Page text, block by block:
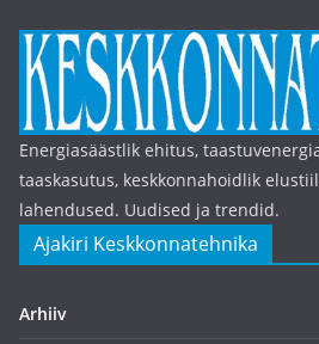
Energiasäästlik ehitus,
taaskasutus, keskkonnahoidlik
lahendused. Uudised ja trendid.
Ajakiri Keskkonnatehnika
Arhiiv